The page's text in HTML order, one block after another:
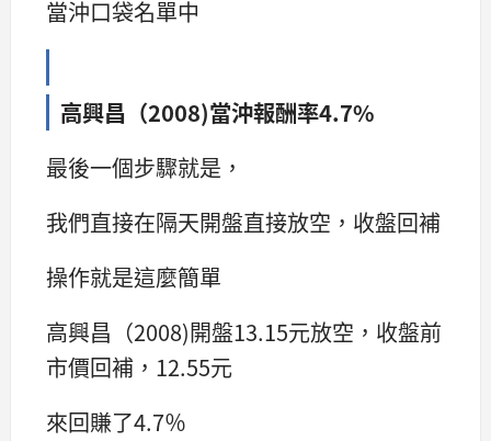
當沖口袋名單中
高興昌（2008)當沖報酬率4.7%
最後一個步驟就是，
我們直接在隔天開盤直接放空，收盤回補
操作就是這麼簡單
高興昌（2008)開盤13.15元放空，收盤前
市價回補，12.55元
來回賺了4.7％